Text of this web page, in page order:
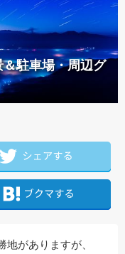
駐車場・周辺グ
がありますが、